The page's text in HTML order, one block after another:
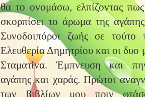
θα το ονομάσω, ελπίζοντας
σκορπίσει το άρωμα της
Συνοδοιπόροι ζωής σε τούτο
Ελευθερία Δημητρίου και οι
Σταματίνα. Έμπνευση και
αγάπης και χαράς. Πρώτοι
των βιβλίων μου πριν